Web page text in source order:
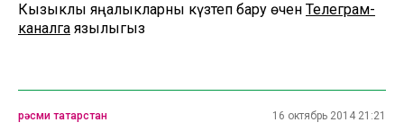
Кызыклы яңалыкларны күзәтеп бару өчен Телеграм-
каналга язылыгыз
рәсми татарстан 16 октябрь 2014 21:21